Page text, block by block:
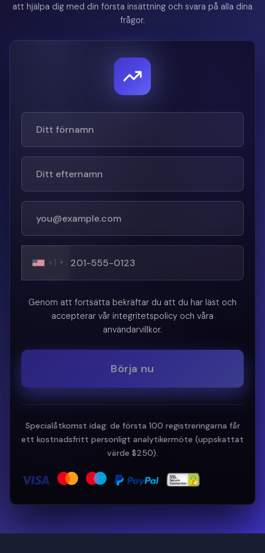
att hjälpa dig med din första insättning och svara på alla dina
frågor.
+1
Genom att fortsätta bekräftar du att du har läst och
accepterar vår integritetspolicy och våra
användarvillkor.
Börja nu
Specialåtkomst idag: de första 100 registreringarna får
ett kostnadsfritt personligt analytikermöte (uppskattat
värde $250).